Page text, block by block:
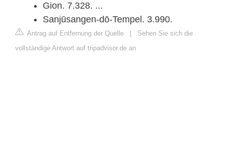
Gion. 7.328. ...
Sanjūsangen-dō-Tempel. 3.990.
Antrag auf Entfernung der Quelle
Sehen Sie sich die
vollständige Antwort auf tripadvisor.de an